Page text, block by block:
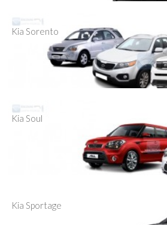
Kia Sorento
Kia Soul
Kia Sportage